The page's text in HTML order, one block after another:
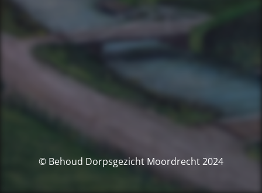
© Behoud Dorpsgezicht Moordrecht 2024